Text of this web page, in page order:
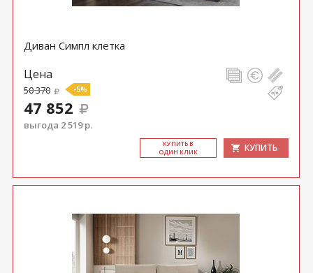
Диван Симпл клетка
Цена
50 370 -5%
47 852
выгода 2 519 р.
КУ­ПИТЬ В
ОДИН КЛИК
КУПИТЬ